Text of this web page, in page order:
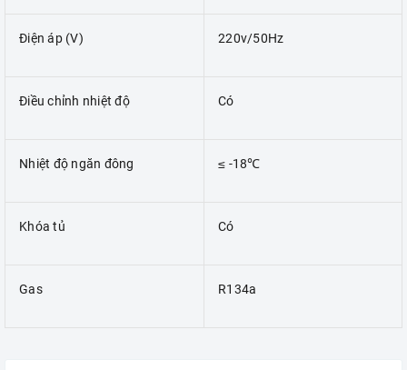
Điện áp (V) 220v/50Hz
Điều chỉnh nhiệt độ Có
Nhiệt độ ngăn đông ≤ -18℃
Khóa tủ Có
Gas R134a